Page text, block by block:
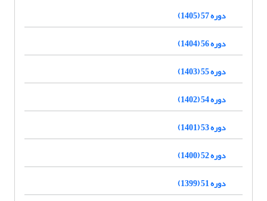
دوره 57 (1405)
دوره 56 (1404)
دوره 55 (1403)
دوره 54 (1402)
دوره 53 (1401)
دوره 52 (1400)
دوره 51 (1399)